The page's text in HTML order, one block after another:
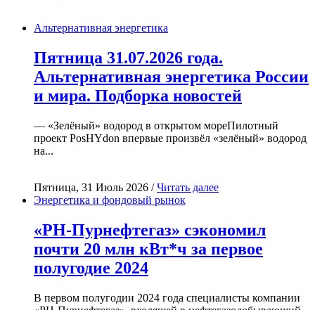
Альтернативная энергетика
Пятница 31.07.2026 года.
Альтернативная энергетика России
и мира. Подборка новостей
— «Зелёный» водород в открытом мореПилотный
проект PosHYdon впервые произвёл «зелёный» водород
на...
Пятница, 31 Июль 2026 /Читать далее
Энергетика и фондовый рынок
«РН-Пурнефтегаз» сэкономил
почти 20 млн кВт*ч за первое
полугодие 2024
В первом полугодии 2024 года специалисты компании